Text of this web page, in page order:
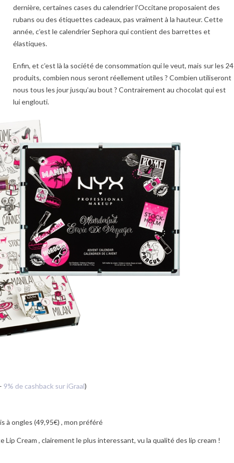
dernière, certaines cases du calendrier l’Occitane proposaient des
rubans ou des étiquettes cadeaux, pas vraiment à la hauteur. Cette
année, c’est le calendrier Sephora qui contient des barrettes et
élastiques.
Enfin, et c’est là la société de consommation qui le veut, mais sur les 24
produits, combien nous seront réellement utiles ? Combien utiliseront
nous tous les jour jusqu’au bout ? Contrairement au chocolat qui est
lui englouti.
9% de cashback sur iGraal)
à ongles (49,95€) , mon préféré
Lip Cream , clairement le plus interessant, vu la qualité des lip cream !